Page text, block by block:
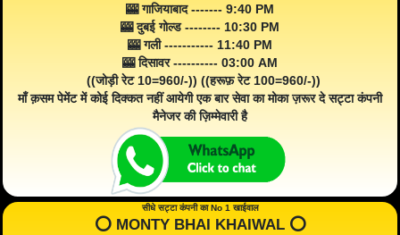
🎰 गाजियाबाद ------- 9:40 PM
🎰 दुबई गोल्ड -------- 10:30 PM
🎰 गली ----------- 11:40 PM
🎰 दिसावर ---------- 03:00 AM
((जोड़ी रेट 10=960/-)) ((हरूफ़ रेट 100=960/-))
माँ क़सम पेमेंट में कोई दिक्कत नहीं आयेगी एक बार सेवा का मोका ज़रूर दे सट्टा कंपनी
मैनेजर की ज़िम्मेवारी है
सीधे सट्टा कंपनी का No 1 खाईवाल
⭕️ MONTY BHAI KHAIWAL ⭕️